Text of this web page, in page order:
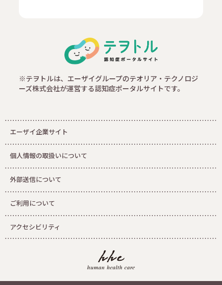
※テヲトルは、エーザイグループのテオリア・テクノロジ
ーズ株式会社が運営する認知症ポータルサイトです。
エーザイ企業サイト
個人情報の取扱いについて
外部送信について
ご利用について
アクセシビリティ